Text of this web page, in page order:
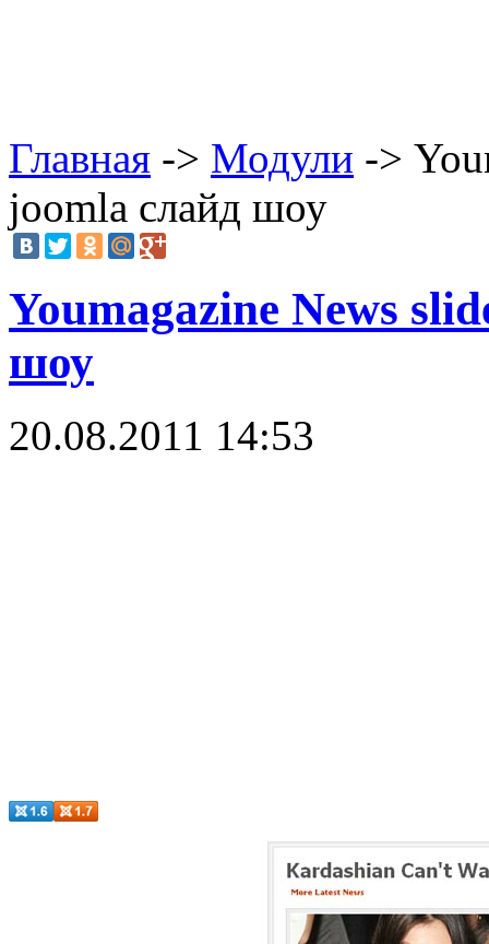
Главная -> Модули ->
joomla слайд шоу
Youmagazine News
шоу
20.08.2011 14:53